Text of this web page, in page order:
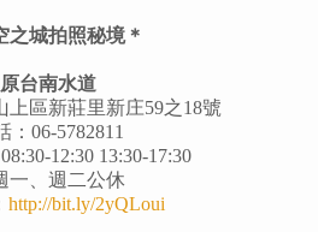
之城拍照秘境＊
原台南水道
上區新莊里新庄59之18號
：06-5782811
12:30 13:30-17:30
一、週二公休
http://bit.ly/2yQLoui